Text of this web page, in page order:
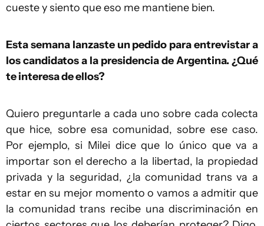
cueste y siento que eso me mantiene bien.
Esta semana lanzaste un pedido para entrevistar a
los candidatos a la presidencia de Argentina. ¿Qué
te interesa de ellos?
Quiero preguntarle a cada uno sobre cada colecta
que hice, sobre esa comunidad, sobre ese caso.
Por ejemplo, si Milei dice que lo único que va a
importar son el derecho a la libertad, la propiedad
privada y la seguridad, ¿la comunidad trans va a
estar en su mejor momento o vamos a admitir que
la comunidad trans recibe una discriminación en